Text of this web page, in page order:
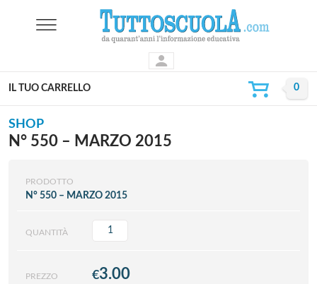
IL TUO CARRELLO
SHOP
N° 550 – MARZO 2015
PRODOTTO
N° 550 – MARZO 2015
QUANTITÀ
PREZZO €3.00